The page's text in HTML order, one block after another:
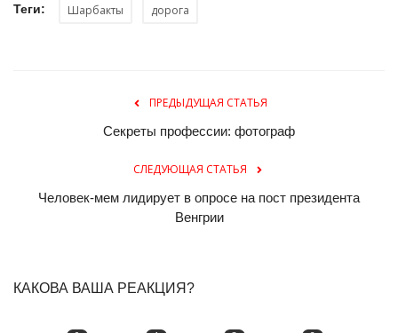
Теги: Шарбакты дорога
ПРЕДЫДУЩАЯ СТАТЬЯ
Секреты профессии: фотограф
СЛЕДУЮЩАЯ СТАТЬЯ
Человек-мем лидирует в опросе на пост президента
Венгрии
КАКОВА ВАША РЕАКЦИЯ?